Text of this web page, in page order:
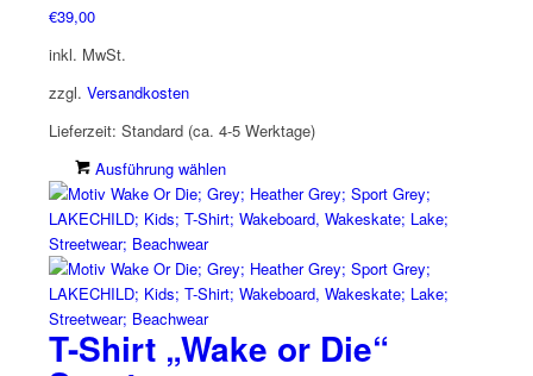
Produktseite
€39,00
inkl. MwSt.
zzgl. Versandkosten
Lieferzeit: Standard (ca. 4-5 Werktage)
Ausführung wählen
Produkt
weist
Varianten
auf.
Optionen
können
T-Shirt „Wake or Die“